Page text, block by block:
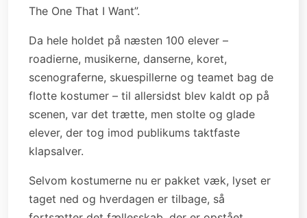
The One That I Want”.
Da hele holdet på næsten 100 elever –
roadierne, musikerne, danserne, koret,
scenograferne, skuespillerne og teamet bag de
flotte kostumer – til allersidst blev kaldt op på
scenen, var det trætte, men stolte og glade
elever, der tog imod publikums taktfaste
klapsalver.
Selvom kostumerne nu er pakket væk, lyset er
taget ned og hverdagen er tilbage, så